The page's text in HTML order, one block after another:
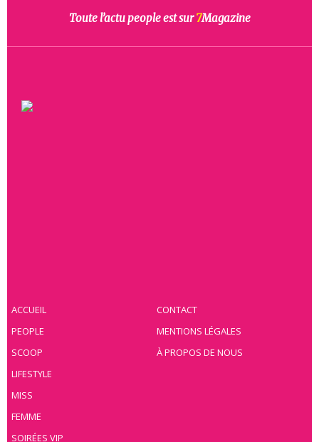
Toute l’actu people est sur7Magazine
ACCUEIL
PEOPLE
SCOOP
LIFESTYLE
MISS
FEMME
SOIRÉES VIP
CONTACT
MENTIONS LÉGALES
À PROPOS DE NOUS